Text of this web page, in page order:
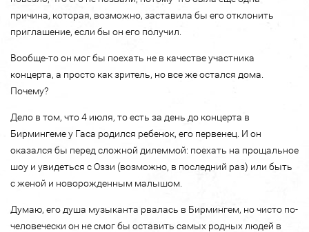
причина, которая, возможно, заставила бы его отклонить
приглашение, если бы он его получил.
Вообще-то он мог бы поехать не в качестве участника
концерта, а просто как зритель, но все же остался дома.
Почему?
Дело в том, что 4 июля, то есть за день до концерта в
Бирмингеме у Гаса родился ребенок, его первенец. И он
оказался бы перед сложной дилеммой: поехать на прощальное
шоу и увидеться с Оззи (возможно, в последний раз) или быть
с женой и новорожденным малышом.
Думаю, его душа музыканта рвалась в Бирмингем, но чисто по-
человечески он не смог бы оставить самых родных людей в